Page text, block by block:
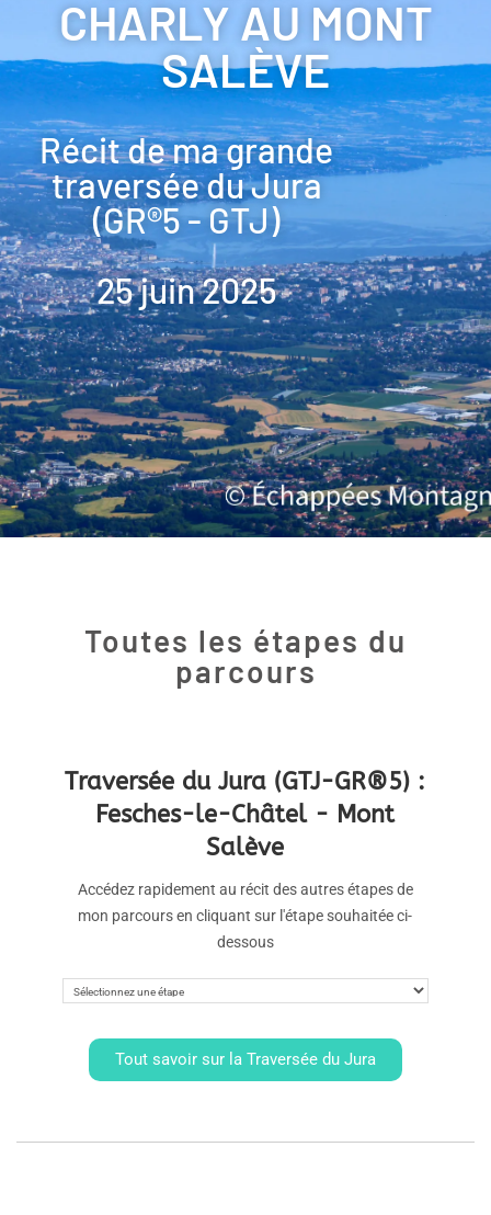
CHARLY AU MONT
SALÈVE
Récit de ma grande
traversée du Jura
(GR®5 - GTJ)
25 juin 2025
Toutes les étapes du
parcours
Traversée du Jura (GTJ-GR®5) :
Fesches-le-Châtel - Mont
Salève
Accédez rapidement au récit des autres étapes de
mon parcours en cliquant sur l'étape souhaitée ci-
dessous
Tout savoir sur la Traversée du Jura